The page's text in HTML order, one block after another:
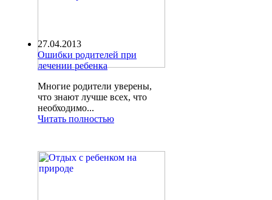
27.04.2013
Ошибки родителей при
лечении ребенка
Многие родители уверены,
что знают лучше всех, что
необходимо...
Читать полностью